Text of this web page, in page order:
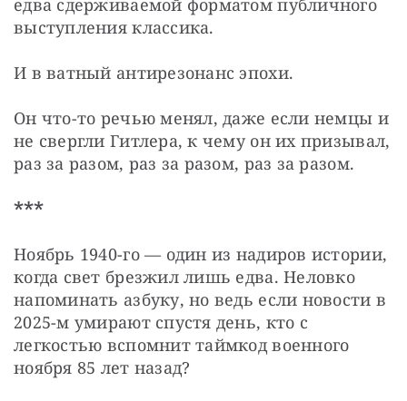
едва сдерживаемой форматом публичного
выступления классика.
И в ватный антирезонанс эпохи.
Он что-то речью менял, даже если немцы и
не свергли Гитлера, к чему он их призывал,
раз за разом, раз за разом, раз за разом.
***
Ноябрь 1940-го — один из надиров истории,
когда свет брезжил лишь едва. Неловко
напоминать азбуку, но ведь если новости в
2025-м умирают спустя день, кто с
легкостью вспомнит таймкод военного
ноября 85 лет назад?